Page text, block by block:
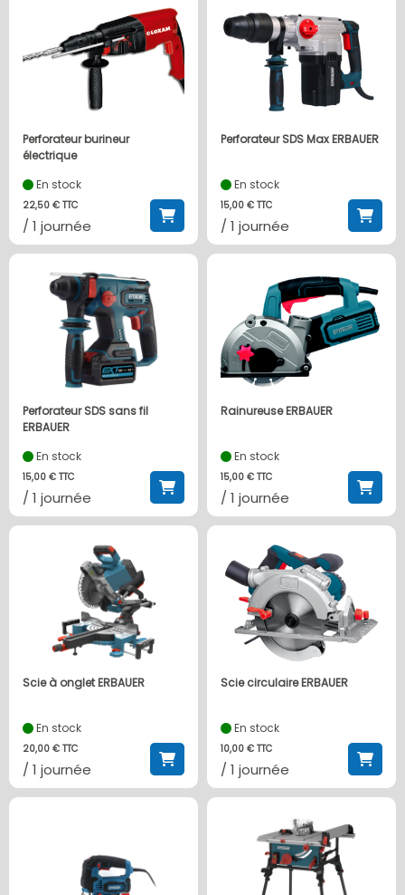
Perforateur burineur
électrique
En stock
22,50 € TTC
/ 1 journée
Perforateur SDS Max ERBAUER
En stock
15,00 € TTC
/ 1 journée
Perforateur SDS sans fil
ERBAUER
En stock
15,00 € TTC
/ 1 journée
Rainureuse ERBAUER
En stock
15,00 € TTC
/ 1 journée
Scie à onglet ERBAUER
En stock
20,00 € TTC
/ 1 journée
Scie circulaire ERBAUER
En stock
10,00 € TTC
/ 1 journée